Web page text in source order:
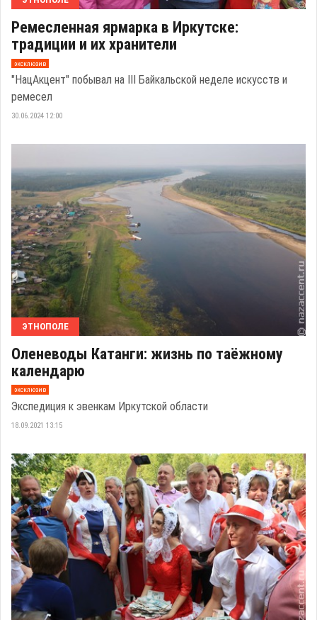
Ремесленная ярмарка в Иркутске:
традиции и их хранители
эксклюзив
"НацАкцент" побывал на III Байкальской неделе искусств и
ремесел
30.06.2024 12:00
ЭТНОПОЛЕ
Оленеводы Катанги: жизнь по таёжному
календарю
эксклюзив
Экспедиция к эвенкам Иркутской области
18.09.2021 13:15